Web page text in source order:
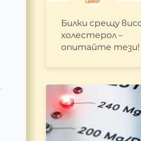
Билки срещу
холестерол –
опитайте тези!